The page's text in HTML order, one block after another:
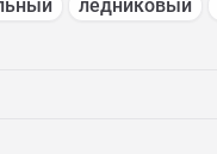
ледниковый